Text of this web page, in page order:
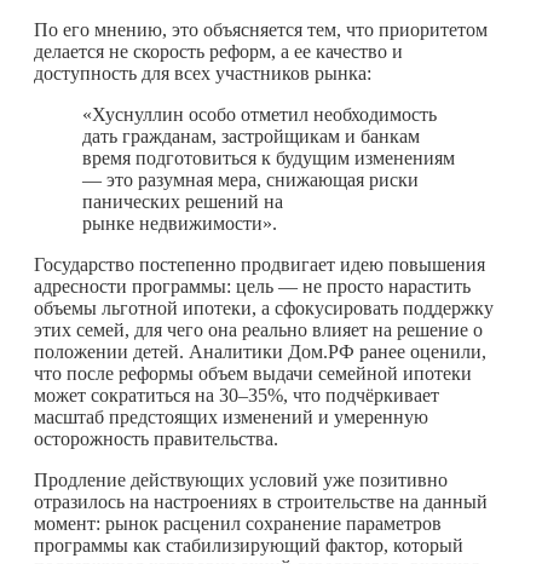
По его мнению, это объясняется тем, что приоритетом
делается не скорость реформ, а ее качество и
доступность для всех участников рынка:
«Хуснуллин особо отметил необходимость
дать гражданам, застройщикам и банкам
время подготовиться к будущим изменениям
— это разумная мера, снижающая риски
панических решений на
рынке недвижимости».
Государство постепенно продвигает идею повышения
адресности программы: цель — не просто нарастить
объемы льготной ипотеки, а сфокусировать поддержку
этих семей, для чего она реально влияет на решение о
положении детей. Аналитики Дом.РФ ранее оценили,
что после реформы объем выдачи семейной ипотеки
может сократиться на 30–35%, что подчёркивает
масштаб предстоящих изменений и умеренную
осторожность правительства.
Продление действующих условий уже позитивно
отразилось на настроениях в строительстве на данный
момент: рынок расценил сохранение параметров
программы как стабилизирующий фактор, который